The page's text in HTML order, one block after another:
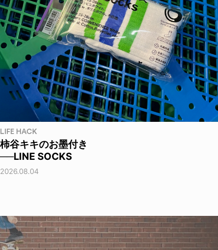
LIFE HACK
柿谷キキのお墨付き
──LINE SOCKS
2026.08.04